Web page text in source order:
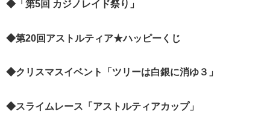
◆「第5回 カジノレイド祭り」
◆第20回アストルティア★ハッピーくじ
◆クリスマスイベント「ツリーは白銀に消ゆ３」
◆スライムレース「アストルティアカップ」